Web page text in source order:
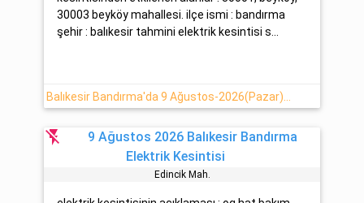
30003 beyköy mahallesi. ilçe ismi : bandırma
şehir : balıkesir tahmini elektrik kesintisi s...
flash_off
9 Ağustos 2026 Balıkesir Bandırma
Elektrik Kesintisi
Edi̇nci̇k Mah.